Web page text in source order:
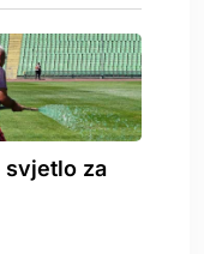
svjetlo za